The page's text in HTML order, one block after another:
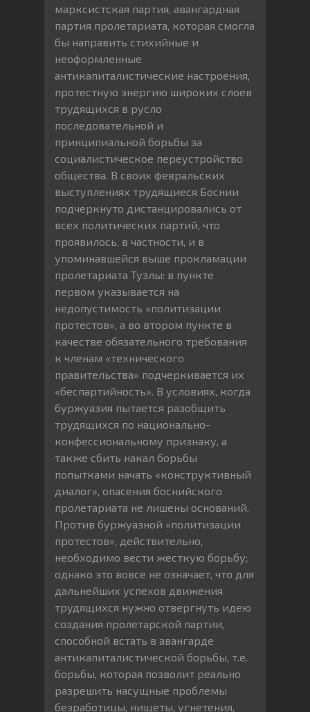
марксистская партия, авангардная
партия пролетариата, которая смогла
бы направить стихийные и
неоформленные
антикапиталистические настроения,
протестную энергию широких слоев
трудящихся в русло
последовательной и
принципиальной борьбы за
социалистическое переустройство
общества. В своих февральских
выступлениях трудящиеся Боснии
подчеркнуто дистанцировались от
всех политических партий, что
проявилось, в частности, и в
упоминавшейся выше прокламации
пролетариата Тузлы: в пункте
первом указывается на
недопустимость «политизации
протестов», а во втором пункте в
качестве обязательного требования
к членам «технического
правительства» подчеркивается их
«беспартийность». В условиях, когда
буржуазия пытается разобщить
трудящихся по национально-
конфессиональному признаку, а
также сбить накал борьбы
попытками начать «конструктивный
диалог», опасения боснийского
пролетариата не лишены оснований.
Против буржуазной «политизации
протестов», действительно,
необходимо вести жесткую борьбу;
однако это вовсе не означает, что для
дальнейших успехов движения
трудящихся нужно отвергнуть идею
создания пролетарской партии,
способной встать в авангарде
антикапиталистической борьбы, т.е.
борьбы, которая позволит реально
разрешить насущные проблемы
безработицы, нищеты, угнетения,